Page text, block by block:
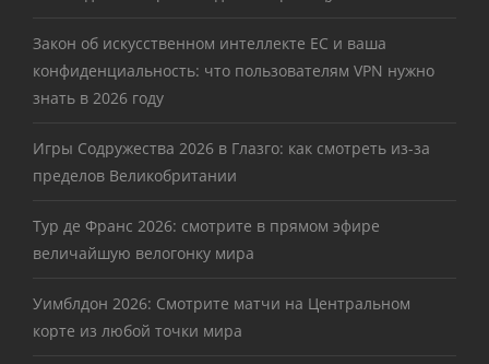
Закон об искусственном интеллекте ЕС и ваша
конфиденциальность: что пользователям VPN нужно
знать в 2026 году
Игры Содружества 2026 в Глазго: как смотреть из-за
пределов Великобритании
Тур де Франс 2026: смотрите в прямом эфире
величайшую велогонку мира
Уимблдон 2026: Смотрите матчи на Центральном
корте из любой точки мира